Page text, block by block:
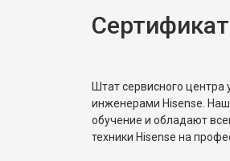
Замена реле
Штат сервисного
инженерами Hisense.
обучение и обладают
техники Hisense на